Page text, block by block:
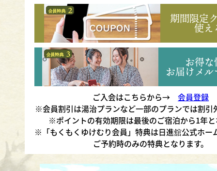
期間限定
使え
お得
お届けメ
ご入会はこちらから→ 会員登録
※会員割引は湯治プランなど一部のプランでは割引
※ポイントの有効期限は最後のご宿泊から1年と
※「もくもくゆけむり会員」特典は日進舘公式ホー
ご予約時のみの特典となります。